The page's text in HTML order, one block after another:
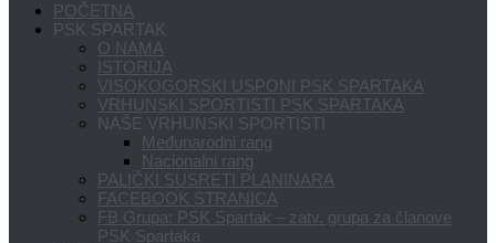
POČETNA
PSK SPARTAK
O NAMA
ISTORIJA
VISOKOGORSKI USPONI PSK SPARTAKA
VRHUNSKI SPORTISTI PSK SPARTAKA
NAŠE VRHUNSKI SPORTISTI
Međunarodni rang
Nacionalni rang
PALIČKI SUSRETI PLANINARA
FACEBOOK STRANICA
FB Grupa: PSK Spartak – zatv. grupa za članove
PSK Spartaka